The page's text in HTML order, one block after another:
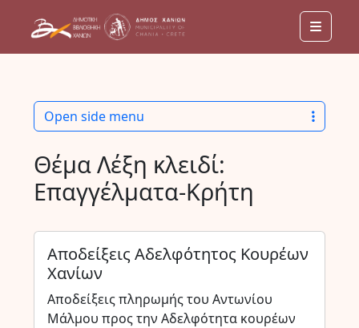
Menu
Θέμα Λέξη κλειδί:
Επαγγέλματα-Κρήτη
Αποδείξεις Αδελφότητος Κουρέων
Χανίων
Αποδείξεις πληρωμής του Αντωνίου
Μάλμου προς την Αδελφότητα κουρέων
Open side menu